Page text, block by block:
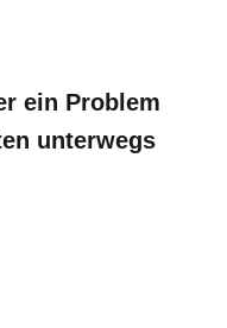
ein Problem
unterwegs